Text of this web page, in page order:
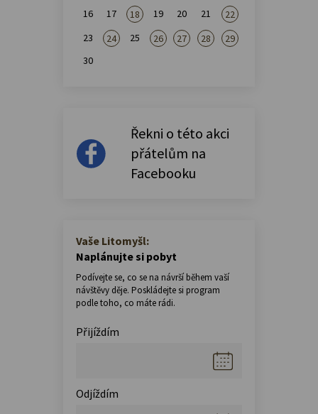
16 17 18 19 20 21
22
23
24 25 26 27 28
29
30
Řekni o této akci
přátelům na
Facebooku
Vaše Litomyšl:
Naplánujte si pobyt
Podívejte se, co se na návrší během vaší
návštěvy děje. Poskládejte si program
podle toho, co máte rádi.
Přijíždím
Odjíždím